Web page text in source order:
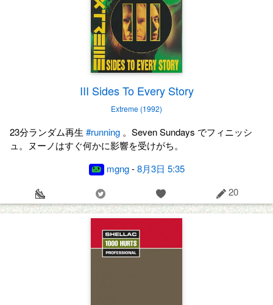
III Sides To Every Story
Extreme (1992)
23分ランダム再生 #running 。Seven Sundays でフィニッシ
ュ。ヌーノはすぐ何かに影響を受けがち。
mgng-8月3日 5:35
20